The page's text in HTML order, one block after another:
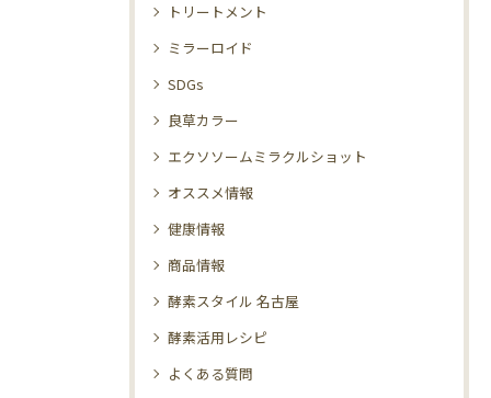
トリートメント
ミラーロイド
SDGs
良草カラー
エクソソームミラクルショット
オススメ情報
健康情報
商品情報
酵素スタイル 名古屋
酵素活用レシピ
よくある質問